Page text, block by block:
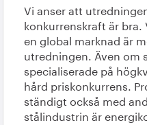
Vi anser att
konkurrenskraft är
en global marknad är
utredningen. Även om
specialiserade på
hård priskonkurrens.
ständigt också med
stålindustrin är